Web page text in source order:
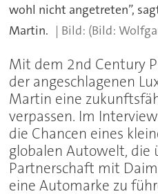
wohl nicht angetreten”,
Martin.
(Bild:
Mit dem 2nd Century
der angeschlagenen
Martin eine
verpassen. Im
die Chancen eines
globalen Autowelt, die
Partnerschaft mit
eine Automarke zu